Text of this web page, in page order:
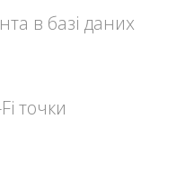
в базі даних
точки